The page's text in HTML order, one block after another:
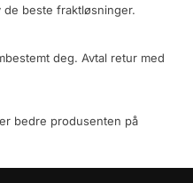
beste fraktløsninger.
deg. Avtal retur med
bedre produsenten på